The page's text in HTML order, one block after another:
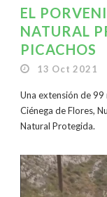
EL
NATURAL
PICACHOS
13 Oct 2021
Una extensión de 99
Ciénega de Flores,
Natural Protegida.